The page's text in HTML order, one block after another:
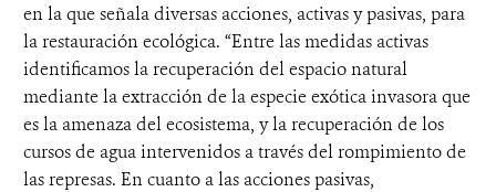
en la que señala diversas acciones, activas y pasivas, para
la restauración ecológica. “Entre las medidas activas
identificamos la recuperación del espacio natural
mediante la extracción de la especie exótica invasora que
es la amenaza del ecosistema, y la recuperación de los
cursos de agua intervenidos a través del rompimiento de
las represas. En cuanto a las acciones pasivas,